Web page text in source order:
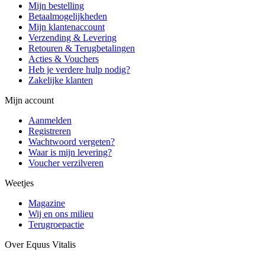
Mijn bestelling
Betaalmogelijkheden
Mijn klantenaccount
Verzending & Levering
Retouren & Terugbetalingen
Acties & Vouchers
Heb je verdere hulp nodig?
Zakelijke klanten
Mijn account
Aanmelden
Registreren
Wachtwoord vergeten?
Waar is mijn levering?
Voucher verzilveren
Weetjes
Magazine
Wij en ons milieu
Terugroepactie
Over Equus Vitalis